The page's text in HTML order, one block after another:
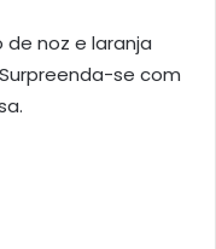
noz e laranja
se com